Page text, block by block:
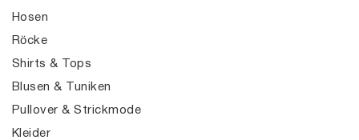
Hosen
Röcke
Shirts & Tops
Blusen & Tuniken
Pullover & Strickmode
Kleider